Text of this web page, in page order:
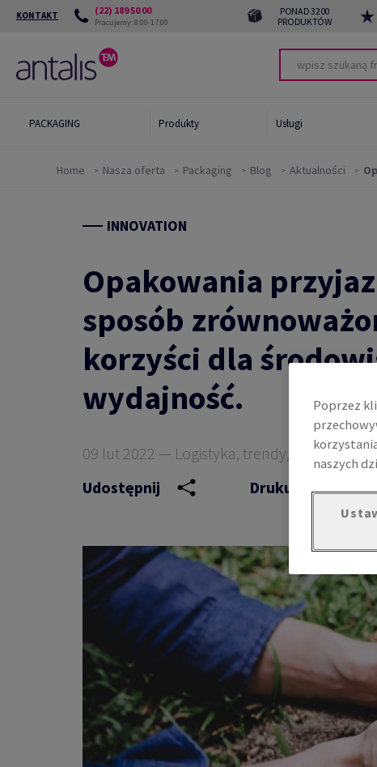
KONTAKT (22) 189 50 00
Pracujemy: 8:00-17:00
PONAD 3200
PRODUKTÓW
PACKAGING Produkty Usługi
Chrońmy przyszłość
Green Card
Home Nasza oferta Packaging Blog Aktualności
INNOVATION
Opakowania
sposób
korzyści dla
wydajność.
09 lut 2022 — Logistyka, trendy, innowacje
Udostępnij
Drukuj
Poprzez
naszych